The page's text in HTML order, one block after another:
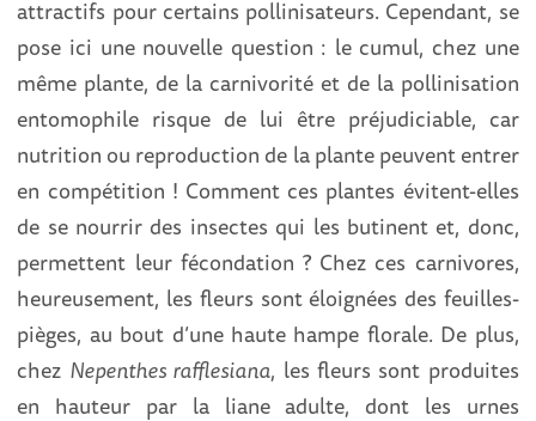
attractifs pour certains pollinisateurs. Cependant, se
pose ici une nouvelle question : le cumul, chez une
même plante, de la carnivorité et de la pollinisation
entomophile risque de lui être préjudiciable, car
nutrition ou reproduction de la plante peuvent entrer
en compétition ! Comment ces plantes évitent-elles
de se nourrir des insectes qui les butinent et, donc,
permettent leur fécondation ? Chez ces carnivores,
heureusement, les fleurs sont éloignées des feuilles-
pièges, au bout d’une haute hampe florale. De plus,
chez Nepenthes rafflesiana, les fleurs sont produites
en hauteur par la liane adulte, dont les urnes